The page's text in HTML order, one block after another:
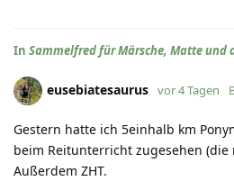
In Sammelfred für Märsche, Matte und
eusebiatesaurus vor 4 Tagen
Gestern hatte ich 5einhalb km
beim Reitunterricht zugesehen
Außerdem ZHT.